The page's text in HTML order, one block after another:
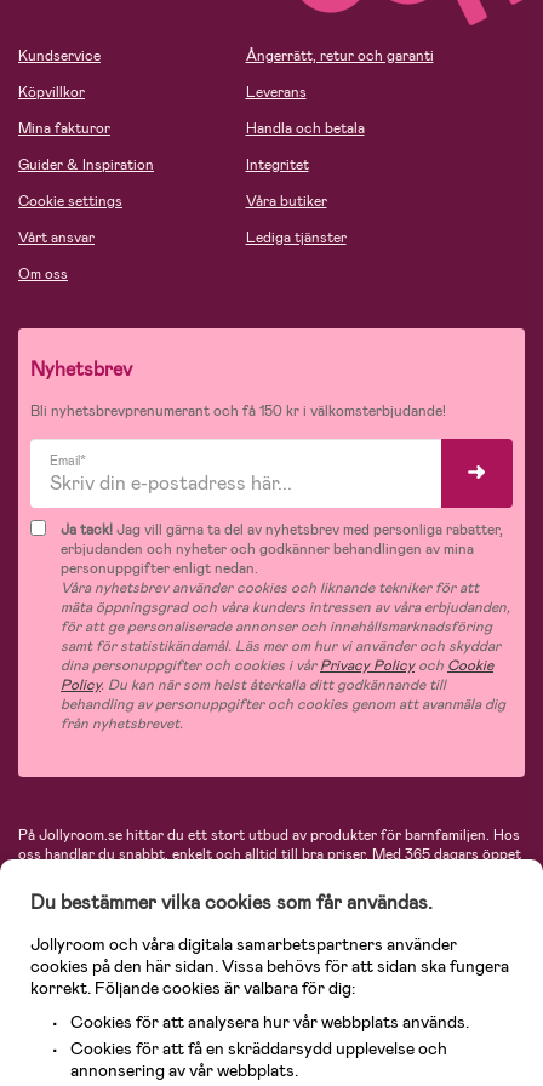
Kundservice
Köpvillkor
Mina fakturor
Guider & Inspiration
Cookie settings
Vårt ansvar
Om oss
Ångerrätt, retur och garanti
Leverans
Handla och betala
Integritet
Våra butiker
Lediga tjänster
Nyhetsbrev
Bli nyhetsbrevprenumerant och få 150 kr i välkomsterbjudande!
Email*
Ja tack!Jag vill gärna ta del av nyhetsbrev med personliga rabatter,
erbjudanden och nyheter och godkänner behandlingen av mina
personuppgifter enligt nedan.
Våra nyhetsbrev använder cookies och liknande tekniker för att
mäta öppningsgrad och våra kunders intressen av våra erbjudanden,
för att ge personaliserade annonser och innehållsmarknadsföring
samt för statistikändamål. Läs mer om hur vi använder och skyddar
dina personuppgifter och cookies i vårPrivacy Policyoch Cookie
Policy. Du kan när som helst återkalla ditt godkännande till
behandling av personuppgifter och cookies genom att avanmäla dig
från nyhetsbrevet.
På Jollyroom.se hittar du ett stort utbud av produkter för barnfamiljen. Hos
oss handlar du snabbt, enkelt och alltid till bra priser. Med 365 dagars öppet
hos oss. I vårt sortiment hittar du barnvagnar, bilstolar, kläder för barn och
baby, produkter för mamman, massor av inspirerande inredning, leksaker,
varumärken så som Britax, Maxi-Cosi, Baby Jogger, BabyBjörn, Didriksons,
KidKraft, Ergobaby, Philips Avent, Neonate, Cybex, LEGO och många fler.
Välkommen in och kika runt i Nordens största barn- och babybutik på nätet!
Du bestämmer vilka cookies som får användas.
Jollyroom och våra digitala samarbetspartners använder
cookies på den här sidan. Vissa behövs för att sidan ska fungera
korrekt. Följande cookies är valbara för dig:
Cookies för att analysera hur vår webbplats används.
Cookies för att få en skräddarsydd upplevelse och
annonsering av vår webbplats.